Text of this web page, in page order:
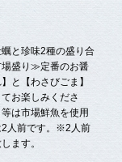
と珍味2種の盛り合
盛り≫定番のお醤
と【わさびごま】
お楽しみくださ
は市場鮮魚を使用
人前です。※2人前
ます。